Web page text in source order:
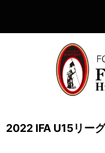
2022 IFA U15リー